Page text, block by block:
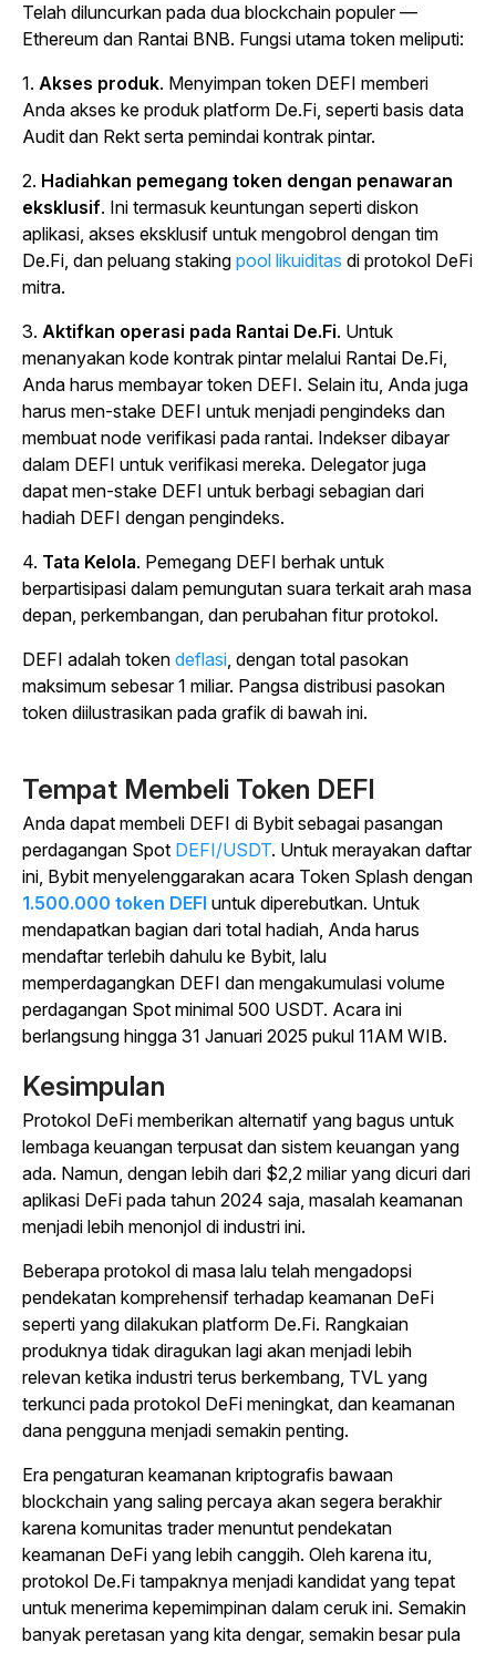
Telah diluncurkan pada dua blockchain populer —
Ethereum dan Rantai BNB. Fungsi utama token meliputi:
1. Akses produk. Menyimpan token DEFI memberi
Anda akses ke produk platform De.Fi, seperti basis data
Audit dan Rekt serta pemindai kontrak pintar.
2. Hadiahkan pemegang token dengan penawaran
eksklusif. Ini termasuk keuntungan seperti diskon
aplikasi, akses eksklusif untuk mengobrol dengan tim
De.Fi, dan peluang staking pool likuiditas di protokol DeFi
mitra.
3. Aktifkan operasi pada Rantai De.Fi. Untuk
menanyakan kode kontrak pintar melalui Rantai De.Fi,
Anda harus membayar token DEFI. Selain itu, Anda juga
harus men-stake DEFI untuk menjadi pengindeks dan
membuat node verifikasi pada rantai. Indekser dibayar
dalam DEFI untuk verifikasi mereka. Delegator juga
dapat men-stake DEFI untuk berbagi sebagian dari
hadiah DEFI dengan pengindeks.
4. Tata Kelola. Pemegang DEFI berhak untuk
berpartisipasi dalam pemungutan suara terkait arah masa
depan, perkembangan, dan perubahan fitur protokol.
DEFI adalah token deflasi, dengan total pasokan
maksimum sebesar 1 miliar. Pangsa distribusi pasokan
token diilustrasikan pada grafik di bawah ini.
Tempat Membeli Token DEFI
Anda dapat membeli DEFI di Bybit sebagai pasangan
perdagangan Spot DEFI/USDT. Untuk merayakan daftar
ini, Bybit menyelenggarakan acara Token Splash dengan
1.500.000 token DEFI untuk diperebutkan. Untuk
mendapatkan bagian dari total hadiah, Anda harus
mendaftar terlebih dahulu ke Bybit, lalu
memperdagangkan DEFI dan mengakumulasi volume
perdagangan Spot minimal 500 USDT. Acara ini
berlangsung hingga 31 Januari 2025 pukul 11AM WIB.
Kesimpulan
Protokol DeFi memberikan alternatif yang bagus untuk
lembaga keuangan terpusat dan sistem keuangan yang
ada. Namun, dengan lebih dari $2,2 miliar yang dicuri dari
aplikasi DeFi pada tahun 2024 saja, masalah keamanan
menjadi lebih menonjol di industri ini.
Beberapa protokol di masa lalu telah mengadopsi
pendekatan komprehensif terhadap keamanan DeFi
seperti yang dilakukan platform De.Fi. Rangkaian
produknya tidak diragukan lagi akan menjadi lebih
relevan ketika industri terus berkembang, TVL yang
terkunci pada protokol DeFi meningkat, dan keamanan
dana pengguna menjadi semakin penting.
Era pengaturan keamanan kriptografis bawaan
blockchain yang saling percaya akan segera berakhir
karena komunitas trader menuntut pendekatan
keamanan DeFi yang lebih canggih. Oleh karena itu,
protokol De.Fi tampaknya menjadi kandidat yang tepat
untuk menerima kepemimpinan dalam ceruk ini. Semakin
banyak peretasan yang kita dengar, semakin besar pula